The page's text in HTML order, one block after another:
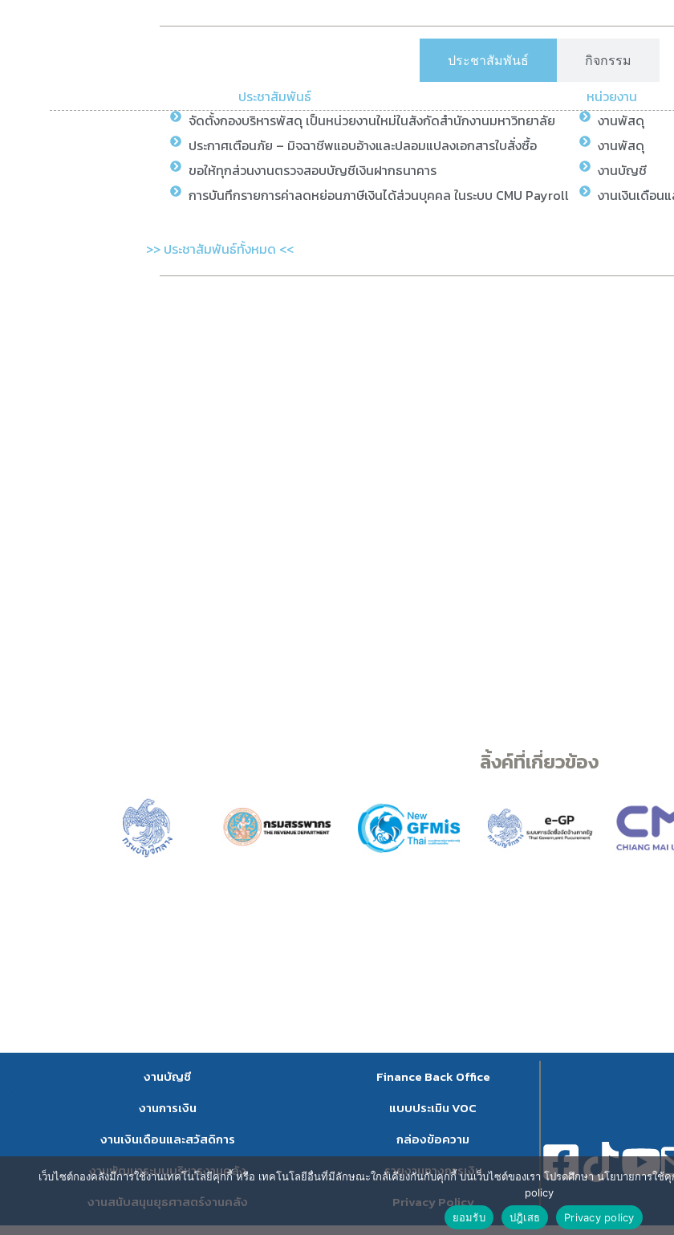
ประชาสัมพันธ์ กิจกรรม
ประชาสัมพันธ์ หน่วยงาน
จัดตั้งกองบริหารพัสดุ เป็นหน่วยงานใหม่ในสังกัดสำนักงานมหาวิทยาลัย
งานพัสดุ
ประกาศเตือนภัย – มิจฉาชีพแอบอ้างและปลอมแปลงเอกสารใบสั่งซื้อ
งานพัสดุ
ขอให้ทุกส่วนงานตรวจสอบบัญชีเงินฝากธนาคาร
งานบัญชี
การบันทึกรายการค่าลดหย่อนภาษีเงินได้ส่วนบุคคล ในระบบ CMU Payroll
งานเงินเดือน
>> ประชาสัมพันธ์ทั้งหมด <<
ลิ้งค์ที่เกี่ยวข้อง
งานบัญชี
งานการเงิน
งานเงินเดือนและสวัสดิการ
งานพัฒนาระบบบริหารงานคลัง
งานสนับสนุนยุธศาสตร์งานคลัง
Finance Back Office
แบบประเมิน VOC
กล่องข้อความ
รายงานทางการเงิน
Privacy Policy
เว็บไซต์กองคลังมีการใช้งานเทคโนโลยีคุกกี้ หรือ เทคโนโลยีอื่นที่มีลักษณะใกล้เคียงกันกับคุกกี้ บนเว็บไซต์ของเรา โปรดศึกษา นโยบายการใ
policy
ยอมรับ
ปฎิเสธ Privacy policy